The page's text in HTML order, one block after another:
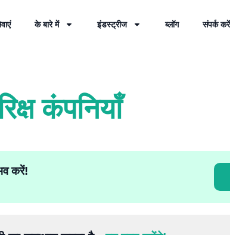
के बारे में इंडस्ट्रीज ब्लॉग संपर्क करें
कंपनियाँ
करें!